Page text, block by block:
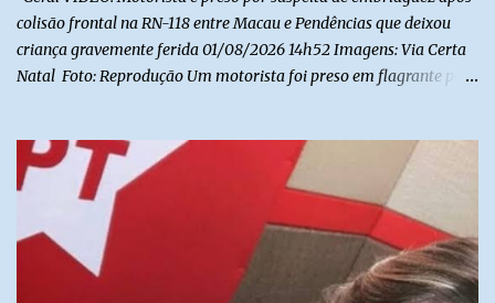
colisão frontal na RN-118 entre Macau e Pendências que deixou
criança gravemente ferida 01/08/2026 14h52 Imagens: Via Certa
Natal Foto: Reprodução Um motorista foi preso em flagrante por
na RN-118, entre Macau e Pendências. Segundo a Polícia Militar,
dois carros que seguiam em sentidos opostos bateram de frente.
Um dos condutores apresentava sinais de embriaguez, foi levado
ao Hospital Regional Tarcísio Maia, em Mossoró, e autuado em
flagrante. O exame pericial para confirmar a presença de álcool no
organismo está em andamento. No outro veículo estavam